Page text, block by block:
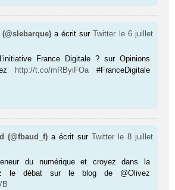
a écrit surTwitter le 6 juillet
France Digitale ? sur Opinions
http://t.co/mRByiFOa#FranceDigitale
(@fbaud_f) a écrit sur Twitter
le 8 juillet
du numérique et croyez dans la
le débat sur le blog de @Olivez